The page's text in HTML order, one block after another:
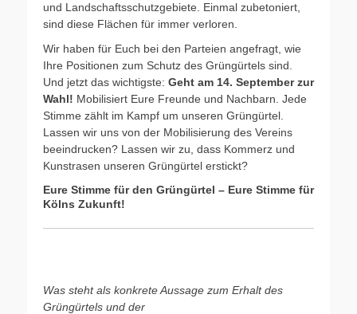
und Landschaftsschutzgebiete. Einmal zubetoniert,
sind diese Flächen für immer verloren.
Wir haben für Euch bei den Parteien angefragt, wie
Ihre Positionen zum Schutz des Grüngürtels sind.
Und jetzt das wichtigste: Geht am 14. September zur
Wahl! Mobilisiert Eure Freunde und Nachbarn. Jede
Stimme zählt im Kampf um unseren Grüngürtel.
Lassen wir uns von der Mobilisierung des Vereins
beeindrucken? Lassen wir zu, dass Kommerz und
Kunstrasen unseren Grüngürtel erstickt?
Eure Stimme für den Grüngürtel – Eure Stimme für
Kölns Zukunft!
Was steht als konkrete Aussage zum Erhalt des
Grüngürtels und der